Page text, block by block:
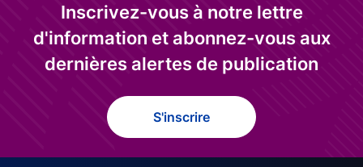
Inscrivez-vous à notre lettre
d'information et abonnez-vous aux
dernières alertes de publication
S'inscrire